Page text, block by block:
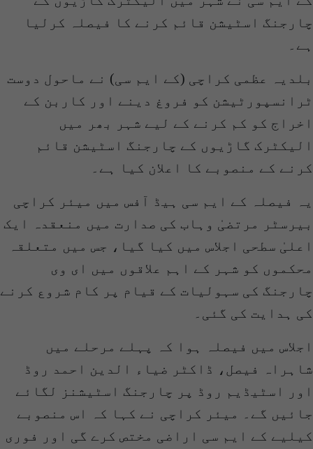
چارجنگ اسٹیشن قائم کرنے کا فیصلہ کرلیا
ہے۔
بلدیہ عظمی کراچی (کے ایم سی) نے ماحول دوست
ٹرانسپورٹیشن کو فروغ دینے اور کاربن کے
اخراج کو کم کرنے کے لیے شہر بھر میں
الیکٹرک گاڑیوں کے چارجنگ اسٹیشن قائم
کرنے کے منصوبے کا اعلان کیا ہے۔
یہ فیصلہ کے ایم سی ہیڈ آفس میں میئر کراچی
بیرسٹر مرتضیٰ وہاب کی صدارت میں منعقدہ ایک
اعلیٰ سطحی اجلاس میں کیا گیا، جس میں متعلقہ
محکموں کو شہر کے اہم علاقوں میں ای وی
چارجنگ کی سہولیات کے قیام پر کام شروع کرنے
کی ہدایت کی گئی۔
اجلاس میں فیصلہ ہوا کہ پہلے مرحلے میں
شاہراہ فیصل، ڈاکٹر ضیاء الدین احمد روڈ
اور اسٹیڈیم روڈ پر چارجنگ اسٹیشنز لگائے
جائیں گے۔ میئر کراچی نے کہا کہ اس منصوبے
کیلیے کے ایم سی اراضی مختص کرے گی اور فوری